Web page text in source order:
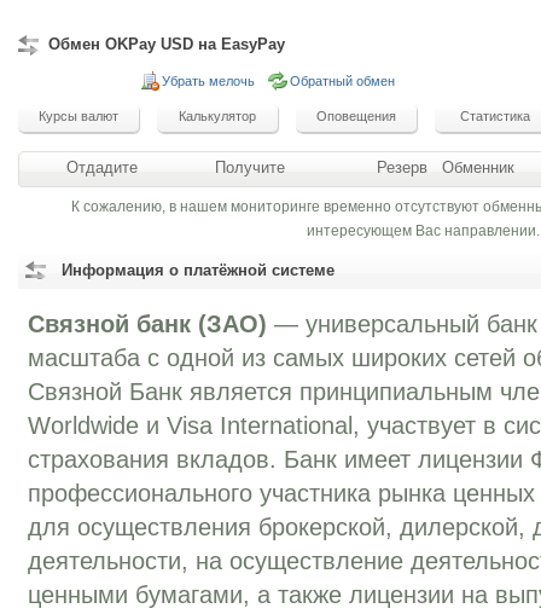
Обмен OKPay USD на EasyPay
Убрать мелочь Обратный обмен
Отдадите Получите Резерв Обменник
К сожалению, в нашем мониторинге временно отсутствуют
интересующем Вас направлении.
Информация о платёжной системе
Связной банк (ЗАО) — универсальный
масштаба с одной из самых широких сетей
Связной Банк является принципиальным
Worldwide и Visa International, участвует в
страхования вкладов. Банк имеет
профессионального участника рынка
для осуществления брокерской, дилерской,
деятельности, на осуществление
ценными бумагами, а также лицензии на